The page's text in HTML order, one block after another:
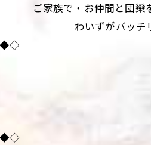
ご家族で・お仲間と団欒
わいずがバッ